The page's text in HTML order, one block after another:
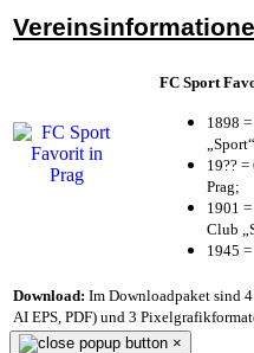
FC Sport
1898
19??
Prag;
1901
Club
1945
Download: Im Downloadpaket sind
AI EPS, PDF) und 3
×